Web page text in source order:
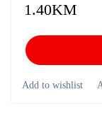
1.40KM